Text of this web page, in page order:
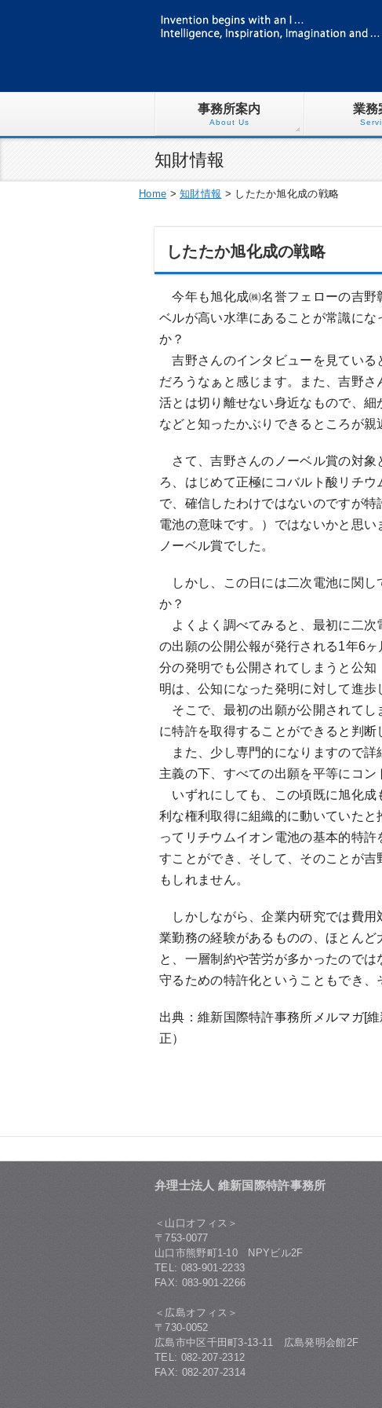
事務所案内
About Us
業務
知財情報
Home >知財情報 > したたか旭化成の戦略
したたか旭化成の戦略
今年も旭化成㈱名誉フェローの吉野
ベルが高い水準にあることが常識に
か？
吉野さんのインタビューを見ている
だろうなぁと感じます。また、吉野
活とは切り離せない身近なもので、
などと知ったかぶりできるところが親
さて、吉野さんのノーベル賞の対象
ろ、はじめて正極にコバルト酸リチ
で、確信したわけではないのですが
電池の意味です。）ではないかと思
ノーベル賞でした。
しかし、この日には二次電池に関し
か？
よくよく調べてみると、最初に二次
の出願の公開公報が発行される1年6
分の発明でも公開されてしまうと公
明は、公知になった発明に対して進歩
そこで、最初の出願が公開されてし
に特許を取得することができると判断
また、少し専門的になりますので詳
主義の下、すべての出願を平等にコン
いずれにしても、この頃既に旭化成
利な権利取得に組織的に動いていた
ってリチウムイオン電池の基本的特
すことができ、そして、そのことが
もしれません。
しかしながら、企業内研究では費用
業勤務の経験があるものの、ほとん
と、一層制約や苦労が多かったので
守るための特許化ということもでき、
出典：維新国際特許事務所メルマガ[
正）
弁理士法人 維新国際特許事務所
＜山口オフィス＞
〒753-0077
山口市熊野町1-10 NPYビル2F
TEL: 083-901-2233
FAX: 083-901-2266
＜広島オフィス＞
〒730-0052
広島市中区千田町3-13-11 広島発明会館2F
TEL: 082-207-2312
FAX: 082-207-2314